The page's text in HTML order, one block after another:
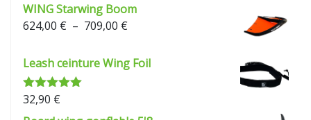
WING Starwing Boom
624,00 € – 709,00 €
Leash ceinture Wing Foil
Note 5.00
32,90 €